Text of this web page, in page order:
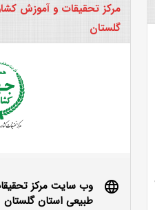
مرکز تحقیقات و آموزش
گلستان
language
وب سایت مرکز
طبیعی استان گلستان